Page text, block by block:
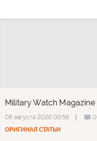
Military Watch Magazine
08 августа 2026 00:56 0
ОРИГИНАЛ СТАТЬИ